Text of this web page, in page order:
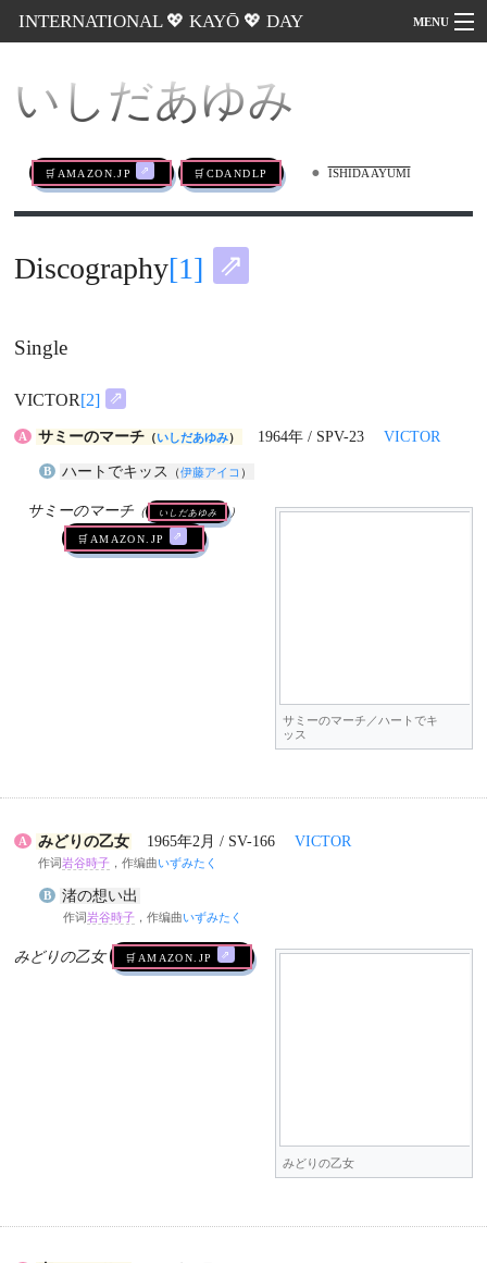
INTERNATIONAL 💖 KAYŌ 💖 DAY MENU
いしだあゆみ
🛒AMAZON.jp 🛒CDandLP • ISHIDA AYUMI
Discography[1]
Single
VICTOR[2]
A サミーのマーチ（いしだあゆみ） 1964年 / SPV-23 VICTOR
B ハートでキッス （伊藤アイコ）
サミーのマーチ／ハートでキ
ッス
サミーのマーチ （ いしだあゆみ ）
🛒AMAZON.jp
A みどりの乙女 1965年2月 / SV-166 VICTOR
作词岩谷時子 ，作编曲いずみたく
B 渚の想い出
作词岩谷時子，作编曲いずみたく
みどりの乙女
みどりの乙女
🛒AMAZON.jp